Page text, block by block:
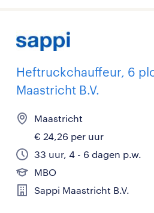
Heftruckchauffeur, 6
Maastricht B.V.
Maastricht
€ 24,26 per uur
33 uur, 4 - 6 dagen p.w.
MBO
Sappi Maastricht B.V.